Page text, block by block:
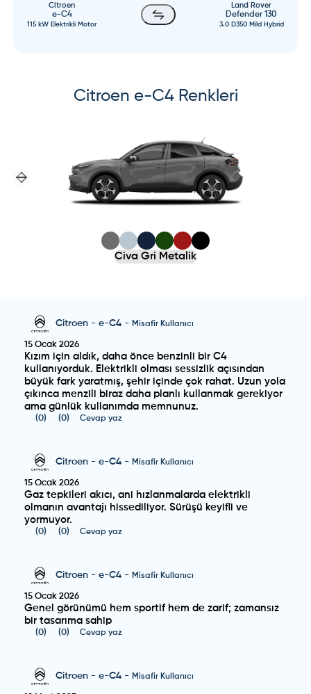
Citroen
e-C4
115 kW Elektrikli Motor
Land Rover
Defender 130
3.0 D350 Mild Hybrid
Citroen e-C4Renkleri
Previous slide
Next slide
Civa Gri Metalik
Citroen -e-C4 - Misafir Kullanıcı
15 Ocak 2026
Kızım için aldık, daha önce benzinli bir C4
kullanıyorduk. Elektrikli olması sessizlik açısından
büyük fark yaratmış, şehir içinde çok rahat. Uzun yola
çıkınca menzili biraz daha planlı kullanmak gerekiyor
ama günlük kullanımda memnunuz.
(0) (0) Cevap yaz
Citroen -e-C4 - Misafir Kullanıcı
15 Ocak 2026
Gaz tepkileri akıcı, ani hızlanmalarda elektrikli
olmanın avantajı hissediliyor. Sürüşü keyifli ve
yormuyor.
(0) (0) Cevap yaz
Citroen -e-C4 - Misafir Kullanıcı
15 Ocak 2026
Genel görünümü hem sportif hem de zarif; zamansız
bir tasarıma sahip
(0) (0) Cevap yaz
Citroen -e-C4 - Misafir Kullanıcı